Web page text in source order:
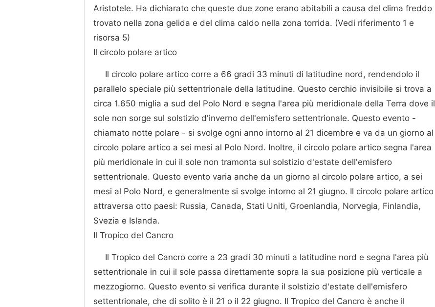
Aristotele. Ha dichiarato che queste due zone erano abitabili a causa del clima freddo
trovato nella zona gelida e del clima caldo nella zona torrida. (Vedi riferimento 1 e
risorsa 5)
Il circolo polare artico
Il circolo polare artico corre a 66 gradi 33 minuti di latitudine nord, rendendolo il
parallelo speciale più settentrionale della latitudine. Questo cerchio invisibile si trova a
circa 1.650 miglia a sud del Polo Nord e segna l'area più meridionale della Terra dove il
sole non sorge sul solstizio d'inverno dell'emisfero settentrionale. Questo evento -
chiamato notte polare - si svolge ogni anno intorno al 21 dicembre e va da un giorno al
circolo polare artico a sei mesi al Polo Nord. Inoltre, il circolo polare artico segna l'area
più meridionale in cui il sole non tramonta sul solstizio d'estate dell'emisfero
settentrionale. Questo evento varia anche da un giorno al circolo polare artico, a sei
mesi al Polo Nord, e generalmente si svolge intorno al 21 giugno. Il circolo polare artico
attraversa otto paesi: Russia, Canada, Stati Uniti, Groenlandia, Norvegia, Finlandia,
Svezia e Islanda.
Il Tropico del Cancro
Il Tropico del Cancro corre a 23 gradi 30 minuti a latitudine nord e segna l'area più
settentrionale in cui il sole passa direttamente sopra la sua posizione più verticale a
mezzogiorno. Questo evento si verifica durante il solstizio d'estate dell'emisfero
settentrionale, che di solito è il 21 o il 22 giugno. Il Tropico del Cancro è anche il